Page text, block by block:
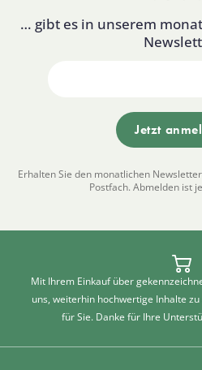
… gibt es in unserem
Erhalten Sie den monatlichen
Postfach. Abmelden ist
Mit Ihrem Einkauf über
uns, weiterhin hochwertige Inhalte
für Sie. Danke für Ihre